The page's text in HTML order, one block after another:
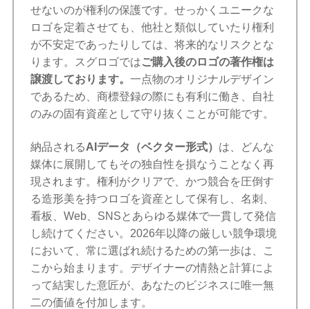
せないのが権利の保護です。せっかくユニークな
ロゴを定着させても、他社と類似していたり権利
が不安定であったりしては、将来的なリスクとな
ります。スグロゴではご購入後のロゴの著作権は
譲渡しております。一点物のオリジナルデザイン
であるため、商標登録の際にも有利に働き、自社
のみの固有資産として守り抜くことが可能です。
納品されるAIデータ（ベクター形式） は、どんな
媒体に展開してもその独自性を損なうことなく再
現されます。権利がクリアで、かつ競合を圧倒す
る造形美を持つロゴを資産として保有し、名刺、
看板、Web、SNSとあらゆる媒体で一貫して発信
し続けてください。2026年以降の厳しい競争環境
において、常に選ばれ続けるための第一歩は、こ
こから始まります。デザイナーの情熱と計算によ
って結実した意匠が、あなたのビジネスに唯一無
二の価値を付加します。